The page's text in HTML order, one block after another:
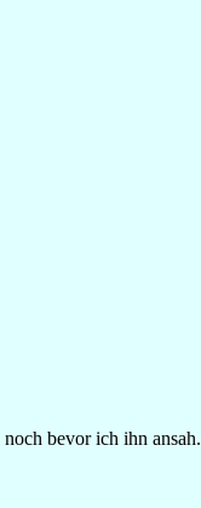
bevor ich ihn ansah.